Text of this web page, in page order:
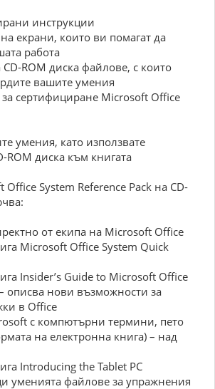
инструкции
екрани, които ви помагат да
работа
ROM диска файлове, с които
вашите умения
за сертифициране Microsoft Office
умения, като използвате
ROM диска към книгата
System Reference Pack на CD-
от екипа на Microsoft Office
Microsoft Office System Quick
Insider’s Guide to Microsoft Office
описва нови възможности за
в Office
с компютърни термини, пето
на електронна книга) – над
Introducing the Tablet PC
уменията файлове за упражнения